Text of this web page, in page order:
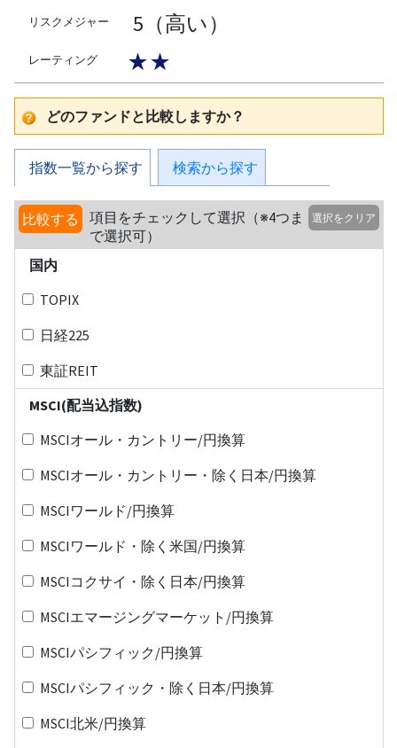
リスクメジャー 5（高い）
レーティング ★★
どのファンドと比較しますか？
指数一覧から探す 検索から探す
比較する
項目をチェックして選択（※4つま
で選択可）
選択をクリア
国内
TOPIX
日経225
東証REIT
MSCI(配当込指数)
MSCIオール・カントリー/円換算
MSCIオール・カントリー・除く日本/円換算
MSCIワールド/円換算
MSCIワールド・除く米国/円換算
MSCIコクサイ・除く日本/円換算
MSCIエマージングマーケット/円換算
MSCIパシフィック/円換算
MSCIパシフィック・除く日本/円換算
MSCI北米/円換算